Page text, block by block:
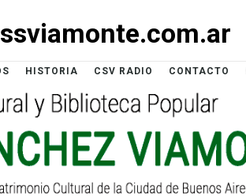
HISTORIA CSV RADIO CONTACTO